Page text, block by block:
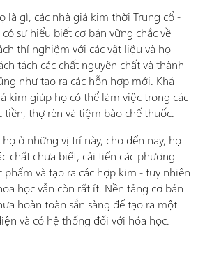
là gì, các nhà giả kim thời Trung cổ -
sự hiểu biết cơ bản vững chắc về
thí nghiệm với các vật liệu và họ
tách các chất nguyên chất và thành
như tạo ra các hỗn hợp mới. Khả
kim giúp họ có thể làm việc trong các
thợ rèn và tiệm bào chế thuốc.
ở những vị trí này, cho đến nay, họ
chất chưa biết, cải tiến các phương
và tạo ra các hợp kim - tuy nhiên
học vẫn còn rất ít. Nền tảng cơ bản
hoàn toàn sẵn sàng để tạo ra một
và có hệ thống đối với hóa học.